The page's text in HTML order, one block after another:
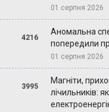
01 серпня 2026
4216
Аномальна
попередили
01 серпня 2026
3995
Магніти,
лічильників: